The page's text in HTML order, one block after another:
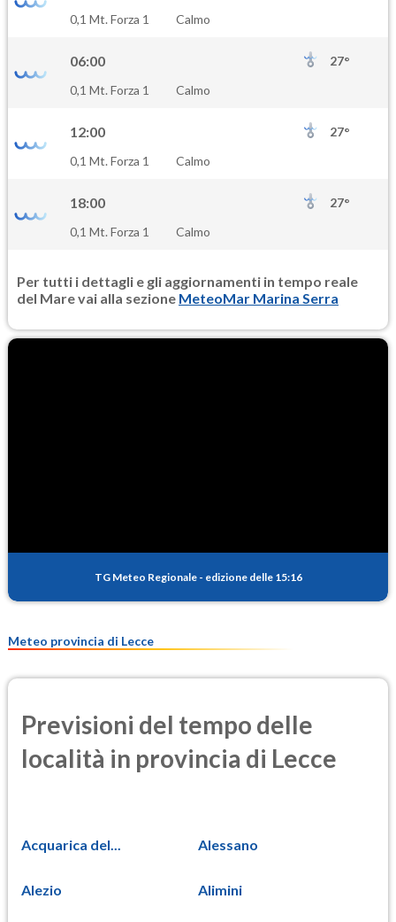
0,1 Mt. Forza 1
Calmo
06:00
27°
0,1 Mt. Forza 1
Calmo
12:00
27°
0,1 Mt. Forza 1
Calmo
18:00
27°
0,1 Mt. Forza 1
Calmo
Per tutti i dettagli e gli aggiornamenti in tempo reale
del Mare vai alla sezione MeteoMar Marina Serra
TG Meteo Regionale - edizione delle 15:16
Meteo provincia di Lecce
Previsioni del tempo delle
località in provincia di Lecce
Acquarica del... Alessano
Alezio Alimini